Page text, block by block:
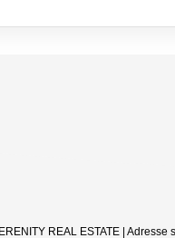
REAL ESTATE |